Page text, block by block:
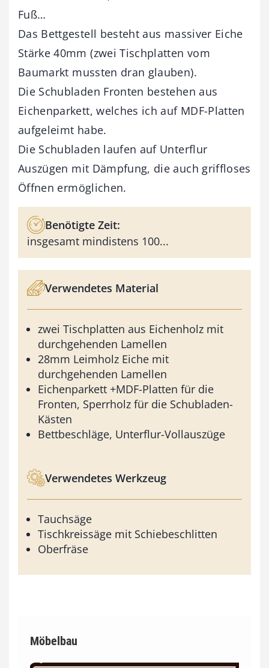
Fuß…
Das Bettgestell besteht aus massiver Eiche
Stärke 40mm (zwei Tischplatten vom
Baumarkt mussten dran glauben).
Die Schubladen Fronten bestehen aus
Eichenparkett, welches ich auf MDF-Platten
aufgeleimt habe.
Die Schubladen laufen auf Unterflur
Auszügen mit Dämpfung, die auch griffloses
Öffnen ermöglichen.
Benötigte Zeit:
insgesamt mindistens 100...
Verwendetes Material
zwei Tischplatten aus Eichenholz mit
durchgehenden Lamellen
28mm Leimholz Eiche mit
durchgehenden Lamellen
Eichenparkett +MDF-Platten für die
Fronten, Sperrholz für die Schubladen-
Kästen
Bettbeschläge, Unterflur-Vollauszüge
Verwendetes Werkzeug
Tauchsäge
Tischkreissäge mit Schiebeschlitten
Oberfräse
Möbelbau